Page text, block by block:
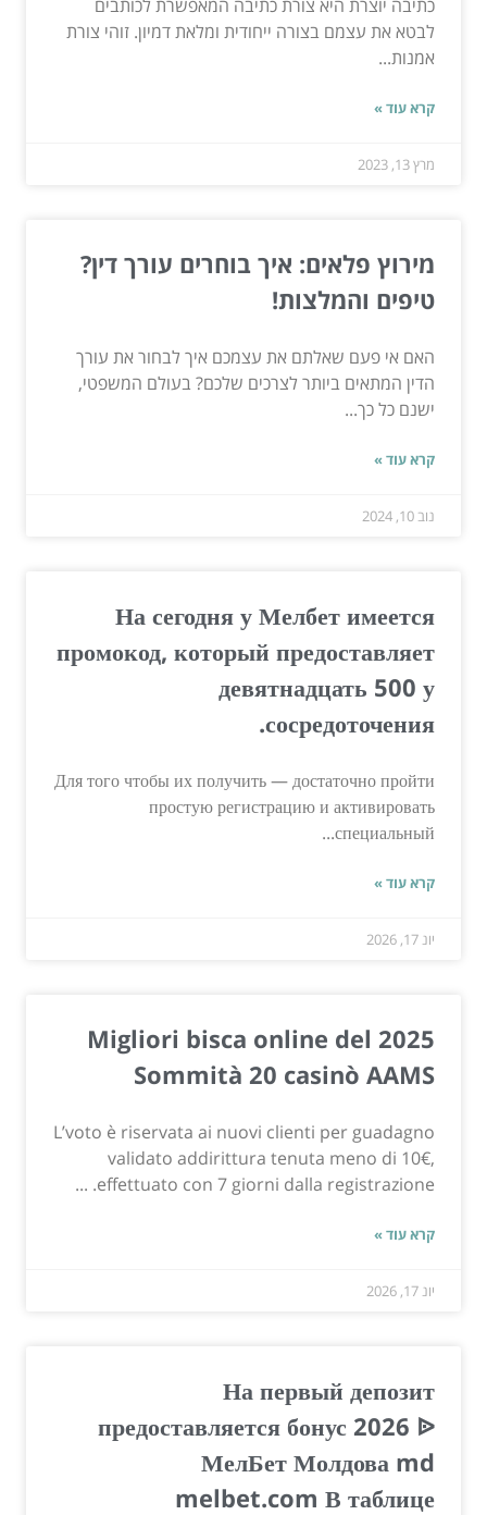
כתיבה יוצרת היא צורת כתיבה המאפשרת לכותבים
לבטא את עצמם בצורה ייחודית ומלאת דמיון. זוהי צורת
אמנות...
קרא עוד »
מרץ 13, 2023
מירוץ פלאים: איך בוחרים עורך דין?
טיפים והמלצות!
האם אי פעם שאלתם את עצמכם איך לבחור את עורך
הדין המתאים ביותר לצרכים שלכם? בעולם המשפטי,
ישנם כל כך...
קרא עוד »
נוב 10, 2024
На сегодня у Мелбет имеется
промокод, который предоставляет
девятнадцать 500 у
сосредоточения.
Для того чтобы их получить — достаточно пройти
простую регистрацию и активировать
специальный...
קרא עוד »
יונ 17, 2026
Migliori bisca online del 2025
Sommità 20 casinò AAMS
L’voto è riservata ai nuovi clienti per guadagno
validato addirittura tenuta meno di 10€,
effettuato con 7 giorni dalla registrazione. ...
קרא עוד »
יונ 17, 2026
На первый депозит
предоставляется бонус 2026 ᐉ
МелБет Молдова md
melbet.com В таблице